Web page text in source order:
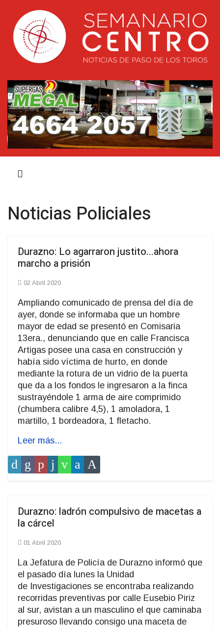
Noticias Policiales
Durazno: Lo agarraron justito...ahora
marcho a prisión
02 Abril 2020
Ampliando comunicado de prensa del día de
ayer, donde se informaba que un hombre
mayor de edad se presentó en Comisaria
13era., denunciando que en calle Francisca
Artigas posee una casa en construcción y
había sido víctima de hurto, en donde
mediante la rotura de un vidrio de la puerta
que da a los fondos le ingresaron a la finca
sustrayéndole 1 arma de aire comprimido
(chumbera calibre 4,5), 1 amoladora, 1
martillo, 1 bordeadora, 1 fletacho.
Leer más...
Durazno: ladrón compulsivo de macetas a
la cárcel
01 Abril 2020
La Jefatura de Policía de Durazno informó que
el pasado día lunes la Unidad
de Investigaciones se encontraba realizando
recorridas preventivas por calle Eusebio Piriz
al sur, avistan a un masculino el que caminaba
presuroso llevando consigo una maceta de